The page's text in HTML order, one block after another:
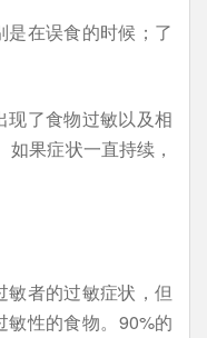
是在误食的时候；了
现了食物过敏以及相
果症状一直持续，
敏者的过敏症状，但
敏性的食物。90%的